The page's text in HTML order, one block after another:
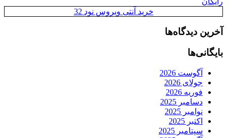
خرید آنتی ویروس نود 32
آخرین دیدگاه‌ها
بایگانی‌ها
آگوست 2026
جولای 2026
فوریه 2026
دسامبر 2025
نوامبر 2025
اکتبر 2025
سپتامبر 2025